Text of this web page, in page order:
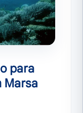
para
Marsa